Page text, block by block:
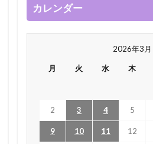
カレンダー
2026年3月
月 火 水 木
2 3 4 5
9 10 11 12